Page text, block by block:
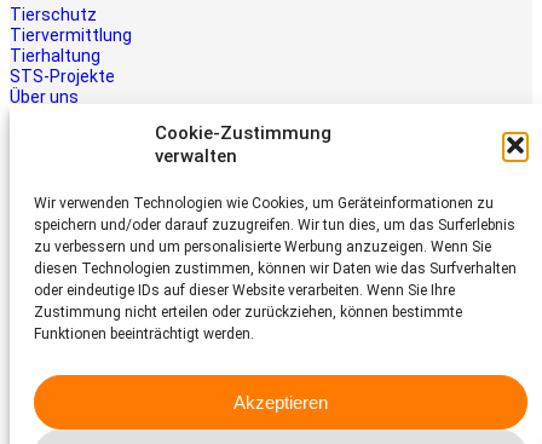
Cookie-Zustimmung
verwalten
Wir verwenden Technologien wie Cookies, um Geräteinformationen zu
speichern und/oder darauf zuzugreifen. Wir tun dies, um das Surferlebnis
zu verbessern und um personalisierte Werbung anzuzeigen. Wenn Sie
diesen Technologien zustimmen, können wir Daten wie das Surfverhalten
oder eindeutige IDs auf dieser Website verarbeiten. Wenn Sie Ihre
Zustimmung nicht erteilen oder zurückziehen, können bestimmte
Funktionen beeinträchtigt werden.
Akzeptieren
Tierschutz
Tiervermittlung
Tierhaltung
STS-Projekte
Über uns
Tiere brauchen Hilfe – auch Ihre.
Unterstützen Sie die Arbeit des
Schweizer Tierschutz STS.
Jetzt spenden
Schweizer Tierschutz STS
CH-4053 Basel